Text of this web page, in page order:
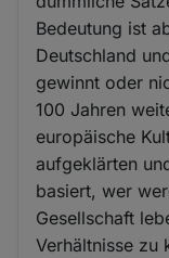
Bedeutung ist
Deutschland
gewinnt oder
100 Jahren
europäische
aufgeklärten
basiert, wer
Gesellschaft
Verhältnisse zu